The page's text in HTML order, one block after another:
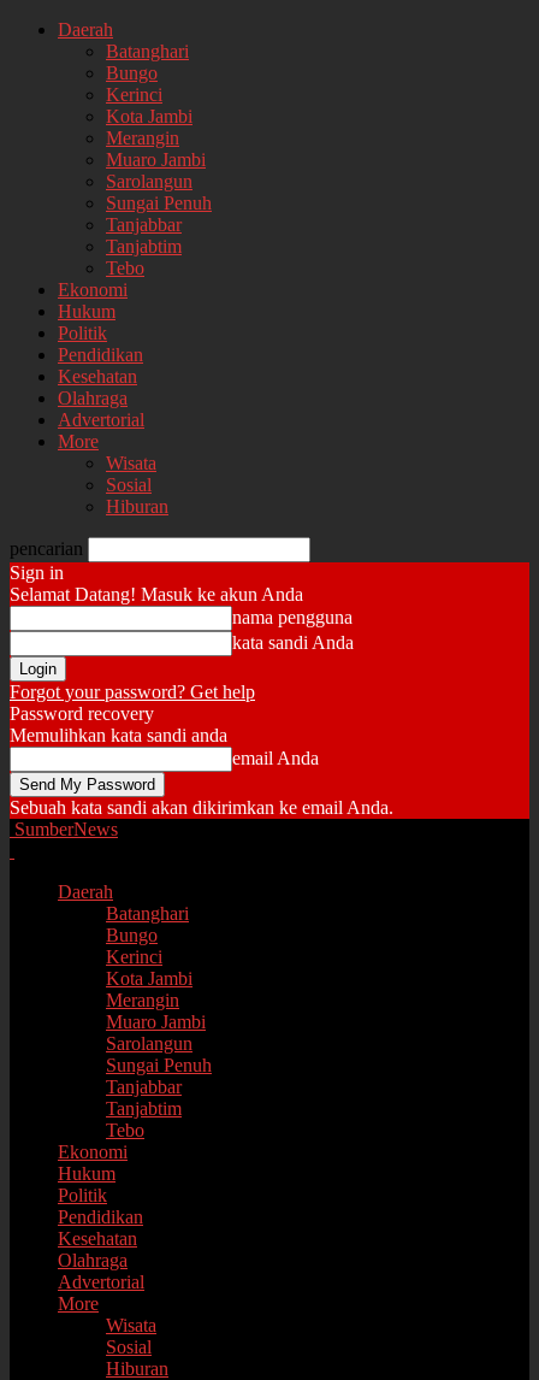
Daerah
Batanghari
Bungo
Kerinci
Kota Jambi
Merangin
Muaro Jambi
Sarolangun
Sungai Penuh
Tanjabbar
Tanjabtim
Tebo
Ekonomi
Hukum
Politik
Pendidikan
Kesehatan
Olahraga
Advertorial
More
Wisata
Sosial
Hiburan
pencarian
Sign in
Selamat Datang! Masuk ke akun Anda
nama pengguna
kata sandi Anda
Forgot your password? Get help
Password recovery
Memulihkan kata sandi anda
email Anda
Sebuah kata sandi akan dikirimkan ke email Anda.
SumberNews
Daerah
Batanghari
Bungo
Kerinci
Kota Jambi
Merangin
Muaro Jambi
Sarolangun
Sungai Penuh
Tanjabbar
Tanjabtim
Tebo
Ekonomi
Hukum
Politik
Pendidikan
Kesehatan
Olahraga
Advertorial
More
Wisata
Sosial
Hiburan